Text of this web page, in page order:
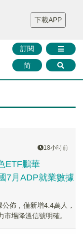
財華證券 媒體矩陣
智庫沙龍
聯絡我們
訂閱
简
下載APP
18小時前
ETF鵬華
7月ADP就業數據
佈，僅新增4.4萬人，
場降溫信號明確。